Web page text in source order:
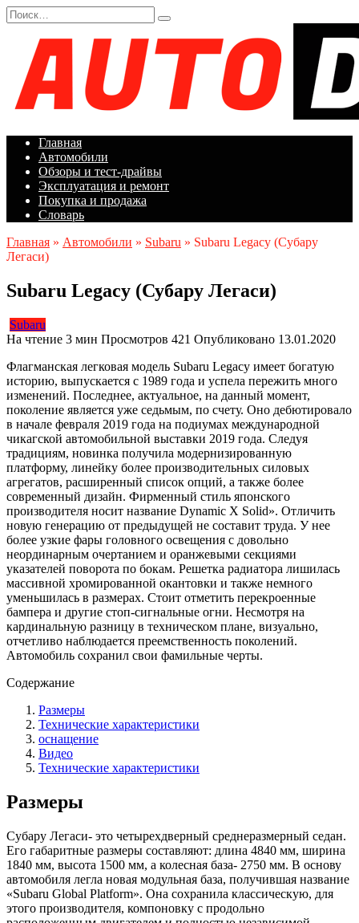
Перейти
к
содержанию
Search
for:
Главная
Автомобили
Обзоры и тест-драйвы
Эксплуатация и ремонт
Покупка и продажа
Словарь
Главная » Автомобили » Subaru » Subaru Legacy (Субару
Легаси)
Subaru Legacy (Субару Легаси)
Subaru
На чтение 3 мин Просмотров 421 Опубликовано 13.01.2020
Флагманская легковая модель Subaru Legacy имеет богатую
историю, выпускается с 1989 года и успела пережить много
изменений. Последнее, актуальное, на данный момент,
поколение является уже седьмым, по счету. Оно дебютировало
в начале февраля 2019 года на подиумах международной
чикагской автомобильной выставки 2019 года. Следуя
традициям, новинка получила модернизированную
платформу, линейку более производительных силовых
агрегатов, расширенный список опций, а также более
современный дизайн. Фирменный стиль японского
производителя носит название Dynamic X Solid». Отличить
новую генерацию от предыдущей не составит труда. У нее
более узкие фары головного освещения с довольно
неординарным очертанием и оранжевыми секциями
указателей поворота по бокам. Решетка радиатора лишилась
массивной хромированной окантовки и также немного
уменьшилась в размерах. Стоит отметить перекроенные
бампера и другие стоп-сигнальные огни. Несмотря на
кардинальную разницу в техническом плане, визуально,
отчетливо наблюдается преемственность поколений.
Автомобиль сохранил свои фамильные черты.
Содержание
Размеры
Технические характеристики
оснащение
Видео
Технические характеристики
Размеры
Субару Легаси- это четырехдверный среднеразмерный седан.
Его габаритные размеры составляют: длина 4840 мм, ширина
1840 мм, высота 1500 мм, а колесная база- 2750 мм. В основу
автомобиля легла новая модульная база, получившая название
«Subaru Global Platform». Она сохранила классическую, для
этого производителя, компоновку с продольно